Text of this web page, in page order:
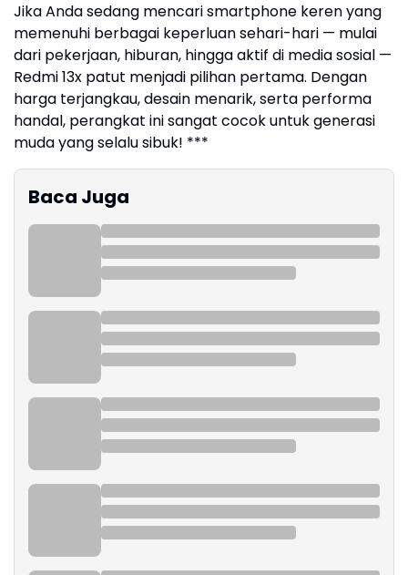
Jika Anda sedang mencari smartphone keren yang
memenuhi berbagai keperluan sehari-hari — mulai
dari pekerjaan, hiburan, hingga aktif di media sosial —
Redmi 13x patut menjadi pilihan pertama. Dengan
harga terjangkau, desain menarik, serta performa
handal, perangkat ini sangat cocok untuk generasi
muda yang selalu sibuk! ***
Baca Juga